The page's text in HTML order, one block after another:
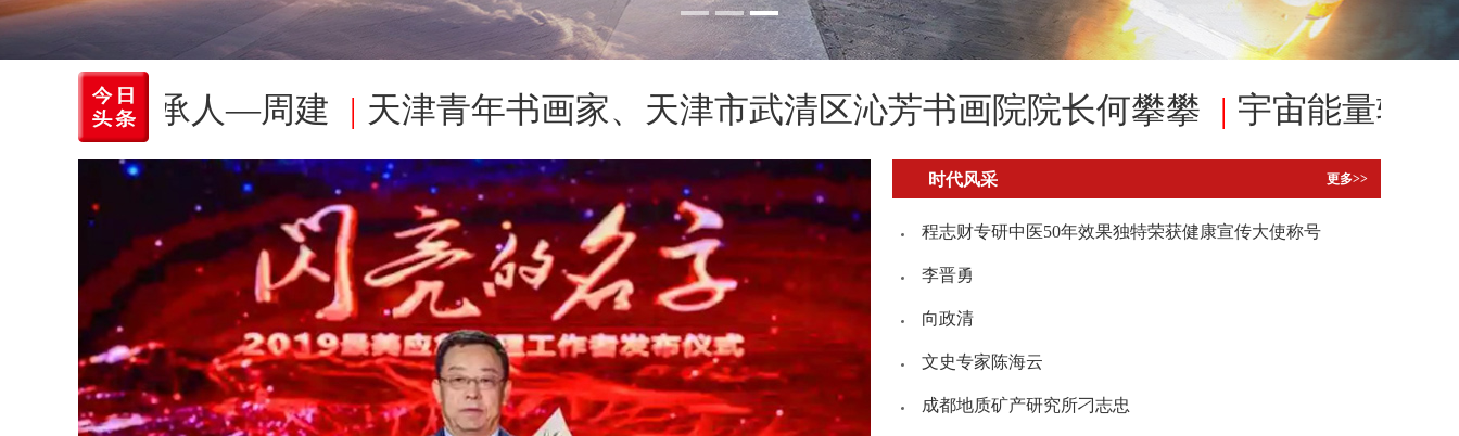
传承人—周建 | 天津青年书画家、天津市武清区沁芳书画院院长何攀攀 | 宇宙能量转换法悟
时代风采 更多>>
程志财专研中医50年效果独特荣获健康宣传大使称号
李晋勇
向政清
文史专家陈海云
成都地质矿产研究所刁志忠